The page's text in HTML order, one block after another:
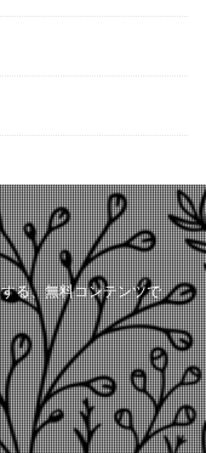
る、無料コンテンツで